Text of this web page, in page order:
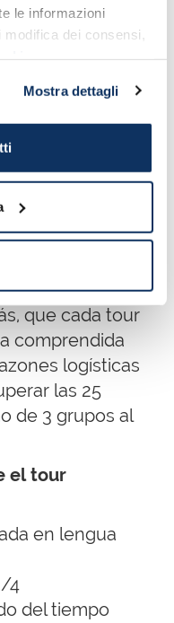
le informazioni
dei consensi,
Mostra dettagli
Eggimann trabajando
empezad
inscripción
que cada tour
comprendida
logísticas
las 25
de 3 grupos al
el tour
en lengua
4
del tiempo